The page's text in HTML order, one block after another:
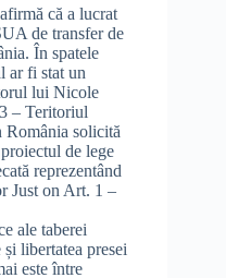
că a lucrat
de transfer de
În spatele
ar fi stat un
lui Nicole
– Teritoriul
solicită
de lege
reprezentând
Just on Art. 1 –
ale taberei
libertatea presei
este între